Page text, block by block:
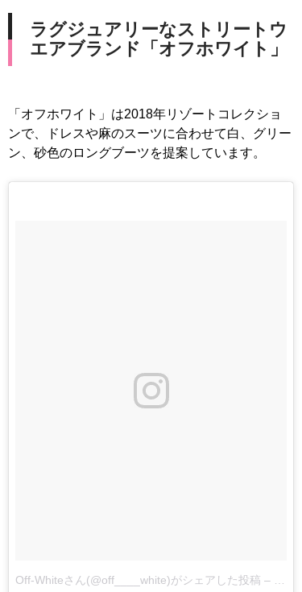
ラグジュアリーなストリートウ
エアブランド「オフホワイト」
「オフホワイト」は2018年リゾートコレクショ
ンで、ドレスや麻のスーツに合わせて白、グリー
ン、砂色のロングブーツを提案しています。
Off-Whiteさん(@off____white)がシェアした投稿 –